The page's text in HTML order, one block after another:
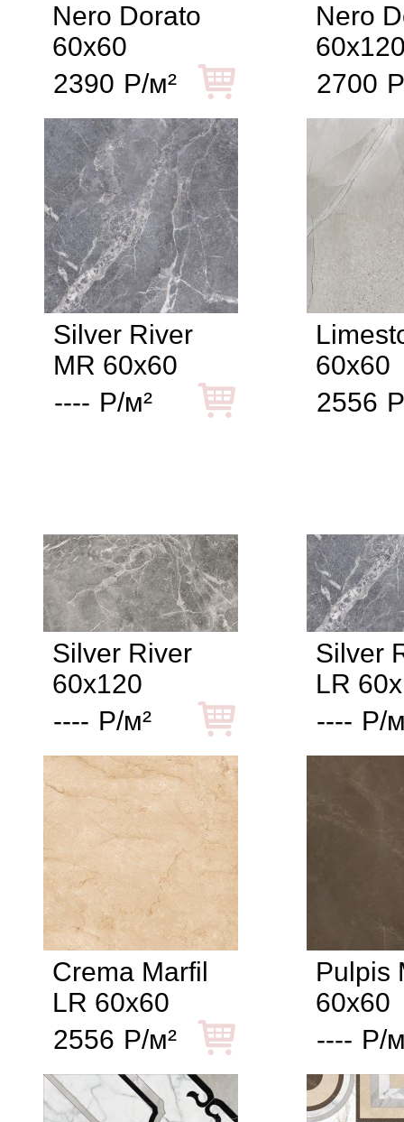
Nero Dorato
60x60
2390 Р/м²
Nero
2700
Silver River
MR 60x60
---- Р/м²
60x60
2556
Silver River
60x120
---- Р/м²
Silver
LR
---- Р/
Crema Marfil
LR 60x60
2556 Р/м²
Pulpis
60x60
---- Р/